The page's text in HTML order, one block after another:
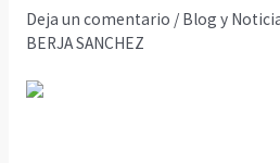
Deja un comentario / Blog y
BERJA SANCHEZ